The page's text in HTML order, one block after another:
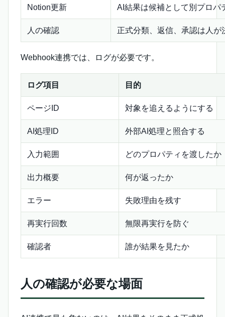
Notion更新 AI結果は候補として別プロパ
人の確認 正式分類、返信、承認は人が
Webhook連携では、ログが必要です。
ログ項目 目的
ページID 対象を追えるようにする
AI処理ID 外部AI処理と照合する
入力範囲 どのプロパティを渡したか
出力概要 何が返ったか
エラー 失敗理由を残す
再実行回数 無限再実行を防ぐ
確認者 誰が結果を見たか
人の確認が必要な場面